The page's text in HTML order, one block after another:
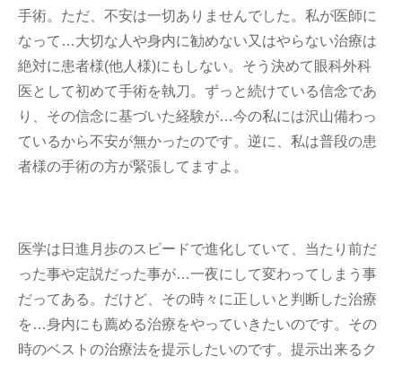
手術。ただ、不安は一切ありませんでした。私が医師に
なって…大切な人や身内に勧めない又はやらない治療は
絶対に患者様(他人様)にもしない。そう決めて眼科外科
医として初めて手術を執刀。ずっと続けている信念であ
り、その信念に基づいた経験が…今の私には沢山備わっ
ているから不安が無かったのです。逆に、私は普段の患
者様の手術の方が緊張してますよ。
医学は日進月歩のスピードで進化していて、当たり前だ
った事や定説だった事が…一夜にして変わってしまう事
だってある。だけど、その時々に正しいと判断した治療
を…身内にも薦める治療をやっていきたいのです。その
時のベストの治療法を提示したいのです。提示出来るク